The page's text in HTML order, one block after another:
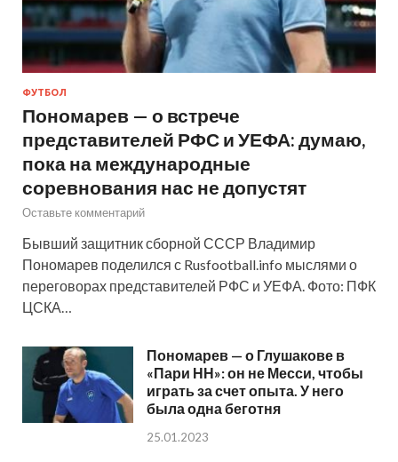
ФУТБОЛ
Пономарев — о встрече
представителей РФС и УЕФА: думаю,
пока на международные
соревнования нас не допустят
Оставьте комментарий
Бывший защитник сборной СССР Владимир
Пономарев поделился с Rusfootball.info мыслями о
переговорах представителей РФС и УЕФА. Фото: ПФК
ЦСКА…
Пономарев — о Глушакове в
«Пари НН»: он не Месси, чтобы
играть за счет опыта. У него
была одна беготня
25.01.2023